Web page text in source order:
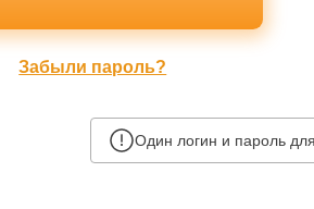
Забыли пароль?
Один логин и пароль